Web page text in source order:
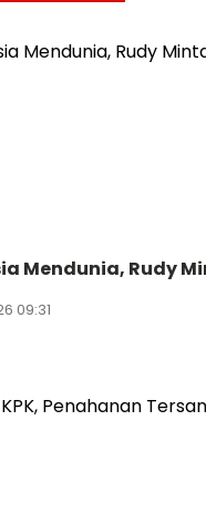
Mendunia, Rudy
09:31